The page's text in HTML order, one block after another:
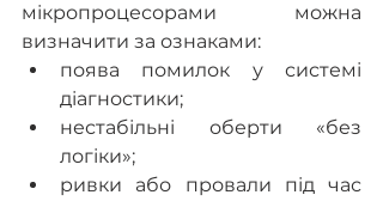
мікропроцесорами можна
визначити за ознаками:
поява помилок у системі
діагностики;
нестабільні оберти «без
логіки»;
ривки або провали під час